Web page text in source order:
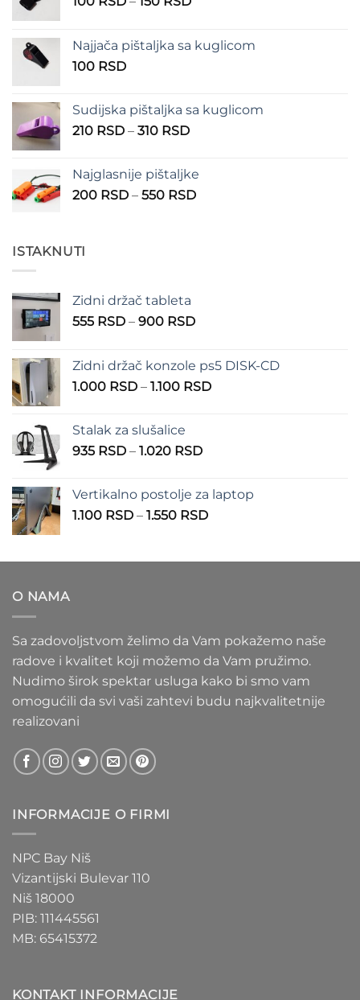
100 RSD
Najjača pištaljka sa kuglicom
100 RSD
Sudijska pištaljka sa kuglicom
210 RSD – 310 RSDRaspon
210 RSD
do
Najglasnije pištaljke
200 RSD – 550 RSDRaspon
ISTAKNUTI
Zidni držač tableta
555 RSD – 900 RSDRaspon
555 RSD
do
Zidni držač konzole ps5 DISK-CD
1.000 RSD – 1.100 RSDRaspon
Stalak za slušalice
935 RSD – 1.020 RSDRaspon
935 RSD
do
Vertikalno postolje za laptop
1.100 RSD – 1.550 RSDRaspon
1.100 RSD
O NAMA
Sa zadovoljstvom želimo da Vam pokažemo naše
radove i kvalitet koji možemo da Vam pružimo.
Nudimo širok spektar usluga kako bi smo vam
omogućili da svi vaši zahtevi budu najkvalitetnije
realizovani
INFORMACIJE O FIRMI
NPC Bay Niš
Vizantijski Bulevar 110
Niš 18000
PIB: 111445561
MB: 65415372
KONTAKT INFORMACIJE